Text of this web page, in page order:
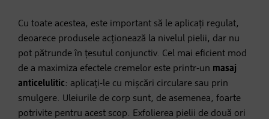
Cu toate acestea, este important să le aplicați regulat,
deoarece produsele acționează la nivelul pielii, dar nu
pot pătrunde în țesutul conjunctiv. Cel mai eficient mod
de a maximiza efectele cremelor este printr-un masaj
anticelulitic: aplicați-le cu mișcări circulare sau prin
smulgere. Uleiurile de corp sunt, de asemenea, foarte
potrivite pentru acest scop. Exfolierea pielii de două ori